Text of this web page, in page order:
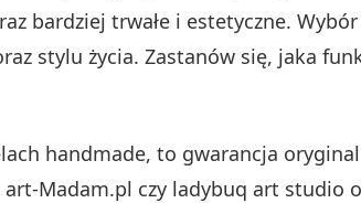
bardziej trwałe i estetyczne.
stylu życia. Zastanów się, jaka
handmade, to gwarancja
Madam.pl czy ladybuq art studio